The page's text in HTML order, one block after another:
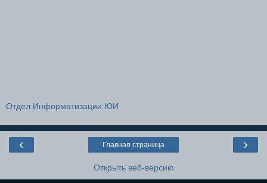
Отдел Информатизации ЮИ
‹ ›
Главная страница
Открыть веб-версию